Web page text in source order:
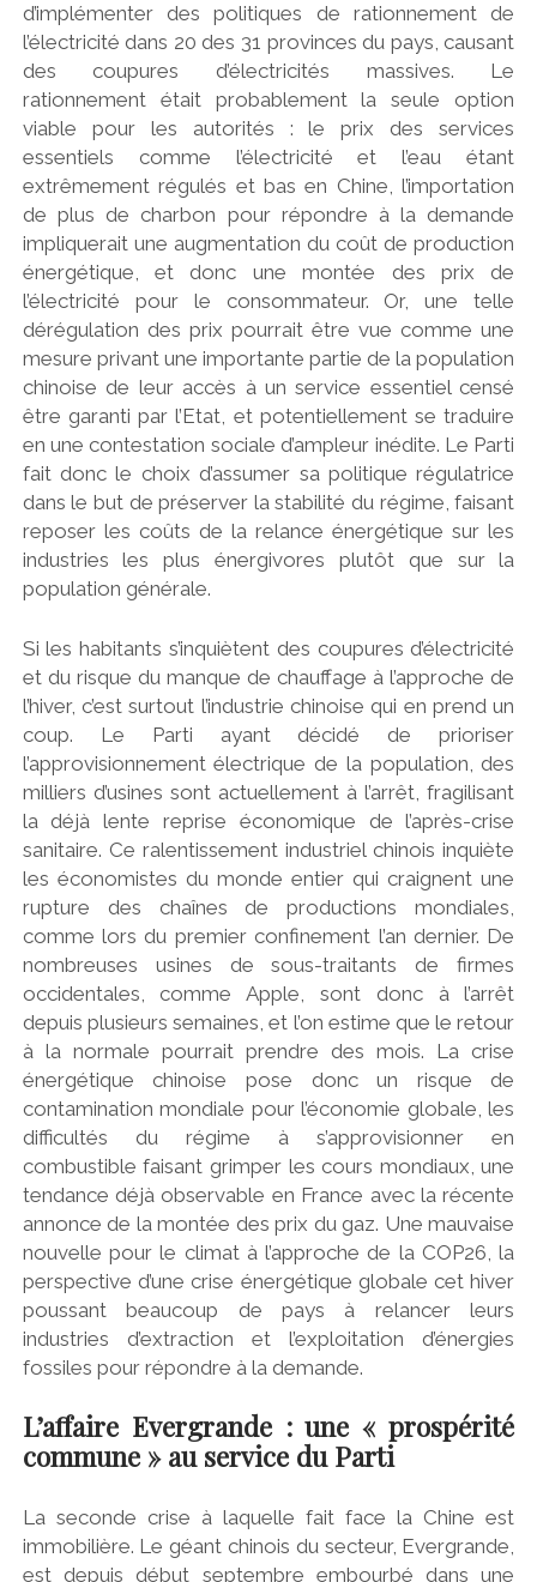
d’implémenter des politiques de rationnement de
l’électricité dans 20 des 31 provinces du pays, causant
des coupures d’électricités massives. Le
rationnement était probablement la seule option
viable pour les autorités : le prix des services
essentiels comme l’électricité et l’eau étant
extrêmement régulés et bas en Chine, l’importation
de plus de charbon pour répondre à la demande
impliquerait une augmentation du coût de production
énergétique, et donc une montée des prix de
l’électricité pour le consommateur. Or, une telle
dérégulation des prix pourrait être vue comme une
mesure privant une importante partie de la population
chinoise de leur accès à un service essentiel censé
être garanti par l’Etat, et potentiellement se traduire
en une contestation sociale d’ampleur inédite. Le Parti
fait donc le choix d’assumer sa politique régulatrice
dans le but de préserver la stabilité du régime, faisant
reposer les coûts de la relance énergétique sur les
industries les plus énergivores plutôt que sur la
population générale.
Si les habitants s’inquiètent des coupures d’électricité
et du risque du manque de chauffage à l’approche de
l’hiver, c’est surtout l’industrie chinoise qui en prend un
coup. Le Parti ayant décidé de prioriser
l’approvisionnement électrique de la population, des
milliers d’usines sont actuellement à l’arrêt, fragilisant
la déjà lente reprise économique de l’après-crise
sanitaire. Ce ralentissement industriel chinois inquiète
les économistes du monde entier qui craignent une
rupture des chaînes de productions mondiales,
comme lors du premier confinement l’an dernier. De
nombreuses usines de sous-traitants de firmes
occidentales, comme Apple, sont donc à l’arrêt
depuis plusieurs semaines, et l’on estime que le retour
à la normale pourrait prendre des mois. La crise
énergétique chinoise pose donc un risque de
contamination mondiale pour l’économie globale, les
difficultés du régime à s’approvisionner en
combustible faisant grimper les cours mondiaux, une
tendance déjà observable en France avec la récente
annonce de la montée des prix du gaz. Une mauvaise
nouvelle pour le climat à l’approche de la COP26, la
perspective d’une crise énergétique globale cet hiver
poussant beaucoup de pays à relancer leurs
industries d’extraction et l’exploitation d’énergies
fossiles pour répondre à la demande.
L’affaire Evergrande : une « prospérité
commune » au service du Parti
La seconde crise à laquelle fait face la Chine est
immobilière. Le géant chinois du secteur, Evergrande,
est depuis début septembre embourbé dans une